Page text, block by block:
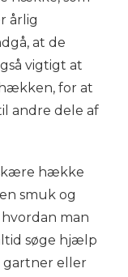
årlig
at de
vigtigt at
for at
andre dele af
hække
smuk og
man
søge hjælp
gartner eller